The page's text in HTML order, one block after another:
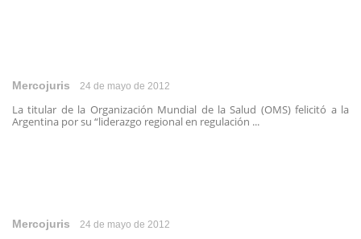
Mercojuris 24 de mayo de 2012
La titular de la Organización Mundial de la Salud (OMS) felicitó a la
Argentina por su “liderazgo regional en regulación ...
Mercojuris 24 de mayo de 2012